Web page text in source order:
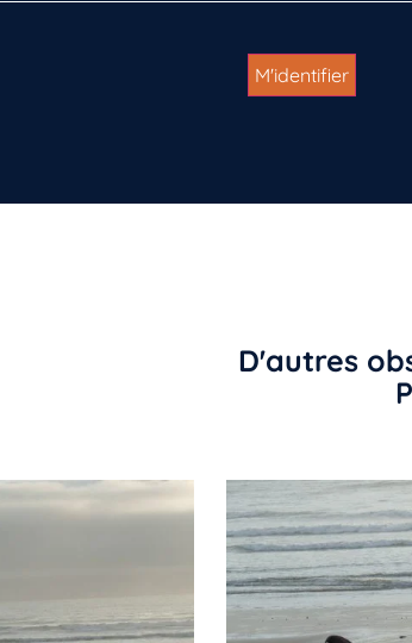
D'autres